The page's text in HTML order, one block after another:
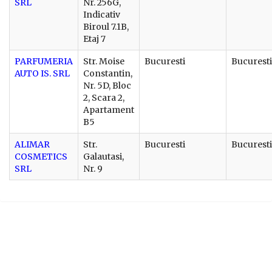
Indicativ
Biroul 7.1B,
Etaj 7
PARFUMERIA
AUTO IS. SRL
Str. Moise
Constantin,
Nr. 5D, Bloc
2, Scara 2,
Apartament
B5
Bucuresti Bucuresti
ALIMAR
COSMETICS
SRL
Str.
Galautasi,
Nr. 9
Bucuresti Bucuresti